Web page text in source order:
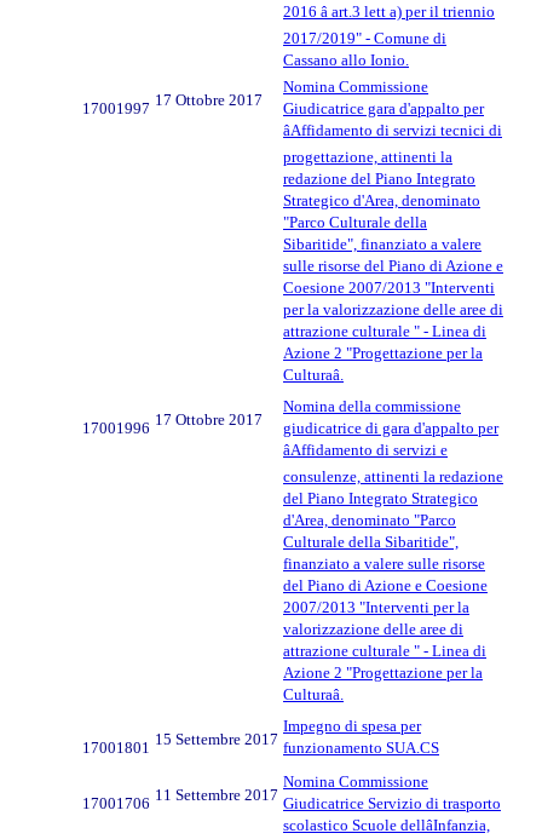
2016 â art.3 lett a) per il triennio
2017/2019" - Comune di
Cassano allo Ionio.
17001997 17 Ottobre 2017
Nomina Commissione
Giudicatrice gara d'appalto per
âAffidamento di servizi tecnici di
progettazione, attinenti la
redazione del Piano Integrato
Strategico d'Area, denominato
"Parco Culturale della
Sibaritide", finanziato a valere
sulle risorse del Piano di Azione e
Coesione 2007/2013 "Interventi
per la valorizzazione delle aree di
attrazione culturale " - Linea di
Azione 2 "Progettazione per la
Culturaâ.
17001996 17 Ottobre 2017
Nomina della commissione
giudicatrice di gara d'appalto per
âAffidamento di servizi e
consulenze, attinenti la redazione
del Piano Integrato Strategico
d'Area, denominato "Parco
Culturale della Sibaritide",
finanziato a valere sulle risorse
del Piano di Azione e Coesione
2007/2013 "Interventi per la
valorizzazione delle aree di
attrazione culturale " - Linea di
Azione 2 "Progettazione per la
Culturaâ.
17001801 15 Settembre 2017
Impegno di spesa per
funzionamento SUA.CS
17001706 11 Settembre 2017
Nomina Commissione
Giudicatrice Servizio di trasporto
scolastico Scuole dellâInfanzia,